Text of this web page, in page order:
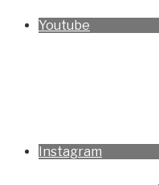
Youtube
Instagram